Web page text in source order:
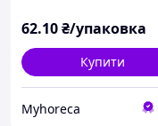
62.10₴/упаковка
Купити
Myhoreca